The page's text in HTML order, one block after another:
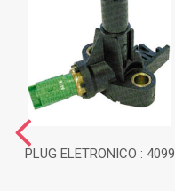
PLUG ELETRONICO : 4099